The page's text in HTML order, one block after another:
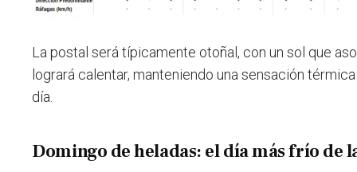
La postal será típicamente otoñal, con un sol que
logrará calentar, manteniendo una sensación
día.
Domingo de heladas: el día más frío de